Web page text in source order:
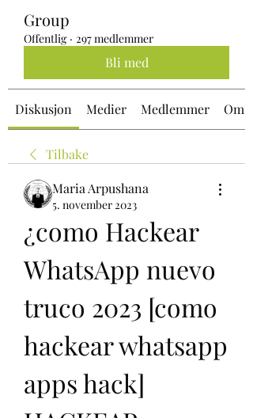
Group
Offentlig · 297 medlemmer
Bli med
Diskusjon Medier Medlemmer Om
Tilbake
Maria Arpushana
5. november 2023
¿como Hackear
WhatsApp nuevo
truco 2023 [como
hackear whatsapp
apps hack]